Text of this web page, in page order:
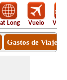
Long Vuelo
Gastos de Viaje